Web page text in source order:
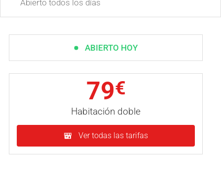
Abierto todos los días
ABIERTO HOY
79€
Habitación doble
Ver todas las tarifas